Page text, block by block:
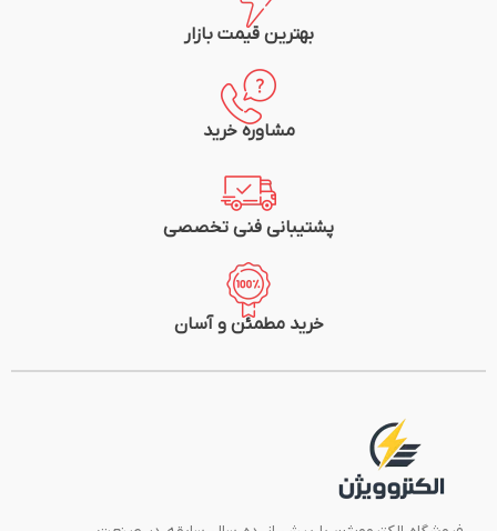
بهترین قیمت بازار
مشاوره خرید
پشتیبانی فنی تخصصی
خرید مطمئن و آسان